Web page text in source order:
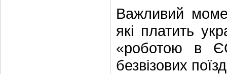
Важливий
які платить
«роботою в
безвізових